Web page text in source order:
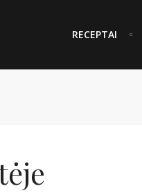
RECEPTAI